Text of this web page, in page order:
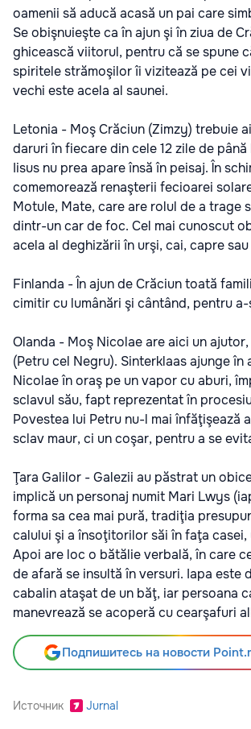
oamenii să aducă acasă un pai care
Se obişnuieşte ca în ajun şi în ziua de
ghicească viitorul, pentru că se spune
spiritele strămoşilor îi vizitează pe cei
vechi este acela al saunei.
Letonia - Moş Crăciun (Zimzy) trebuie
daruri în fiecare din cele 12 zile de
Iisus nu prea apare însă în peisaj. În
comemorează renaşterii fecioarei
Motule, Mate, care are rolul de a trage
dintr-un car de foc. Cel mai cunoscut
acela al deghizării în urşi, cai, capre
Finlanda - În ajun de Crăciun toată
cimitir cu lumânări şi cântând, pentru
Olanda - Moş Nicolae are aici un
(Petru cel Negru). Sinterklaas ajunge în
Nicolae în oraş pe un vapor cu aburi,
sclavul său, fapt reprezentat în
Povestea lui Petru nu-l mai înfăţişează
sclav maur, ci un coşar, pentru a se
Ţara Galilor - Galezii au păstrat un
implică un personaj numit Mari Lwys
forma sa cea mai pură, tradiţia
calului şi a însoţitorilor săi în faţa casei,
Apoi are loc o bătălie verbală, în care
de afară se insultă în versuri. Iapa este
cabalin ataşat de un băţ, iar persoana
manevrează se acoperă cu cearşafuri
Подпишитесь на новости
Источник Jurnal